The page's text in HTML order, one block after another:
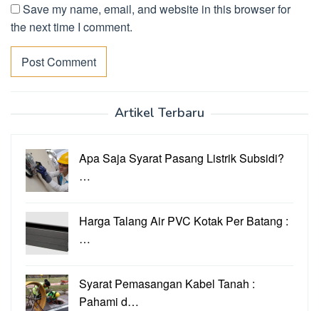
Save my name, email, and website in this browser for
the next time I comment.
Artikel Terbaru
Apa Saja Syarat Pasang Listrik Subsidi?
…
Harga Talang Air PVC Kotak Per Batang :
…
Syarat Pemasangan Kabel Tanah :
Pahami d…